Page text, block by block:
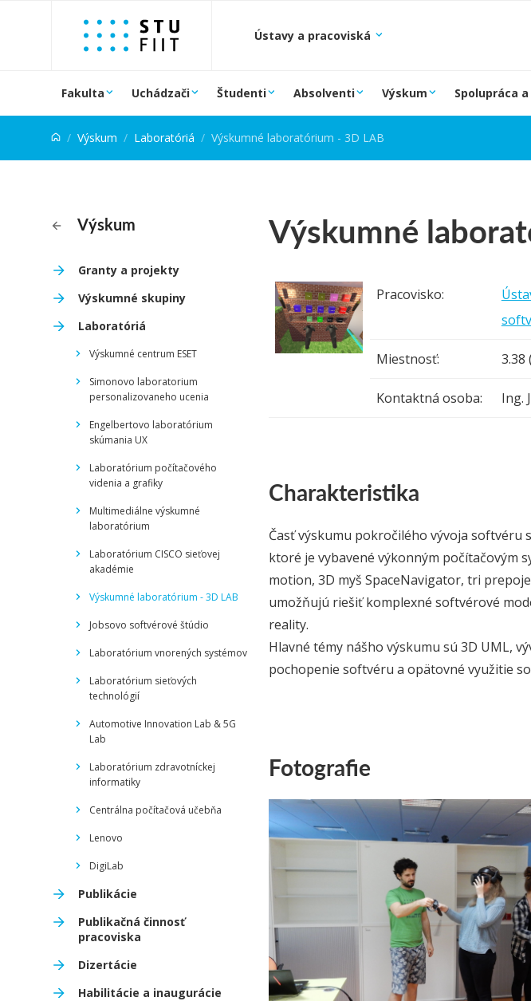
Prejsť na obsah
Ústavy a pracoviská
Fakulta Uchádzači Študenti Absolventi Výskum Spolupráca
Výskum Laboratóriá Výskumné laboratórium - 3D LAB
Výskum
Granty a projekty
Výskumné skupiny
Laboratóriá
Výskumné centrum ESET
Simonovo laboratorium
personalizovaneho ucenia
Engelbertovo laboratórium
skúmania UX
Laboratórium počítačového
videnia a grafiky
Multimediálne výskumné
laboratórium
Laboratórium CISCO sieťovej
akadémie
Výskumné laboratórium - 3D LAB
Jobsovo softvérové štúdio
Laboratórium vnorených systémov
Laboratórium sieťových
technológií
Automotive Innovation Lab & 5G
Lab
Laboratórium zdravotníckej
informatiky
Centrálna počítačová učebňa
Lenovo
DigiLab
Publikácie
Publikačná činnosť
pracoviska
Dizertácie
Habilitácie a inaugurácie
Výskumné
Pracovisko:
Miestnosť: 3.38
Kontaktná osoba: Ing.
Charakteristika
Časť výskumu pokročilého vývoja
ktoré je vybavené výkonným počítačovým
motion, 3D myš SpaceNavigator, tri
umožňujú riešiť komplexné softvérové
reality.
Hlavné témy nášho výskumu sú 3D UML,
pochopenie softvéru a opätovné využitie
Fotografie